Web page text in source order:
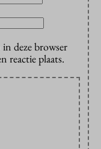
deze browser
reactie plaats.